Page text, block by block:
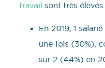
travail sont très
En 2019, 1
une fois (30%),
sur 2 (44%) en